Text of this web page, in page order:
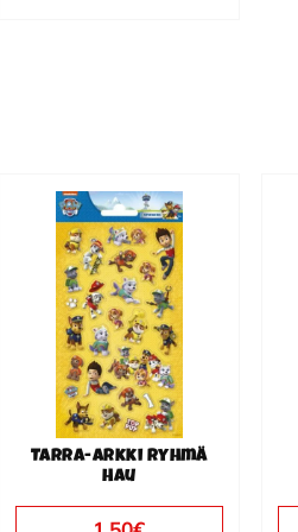
Tarra-arkki Ryhmä
Hau